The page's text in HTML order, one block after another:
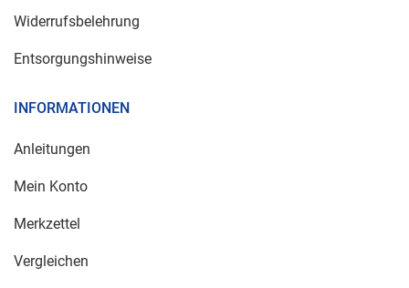
Widerrufsbelehrung
Entsorgungshinweise
INFORMATIONEN
Anleitungen
Mein Konto
Merkzettel
Vergleichen